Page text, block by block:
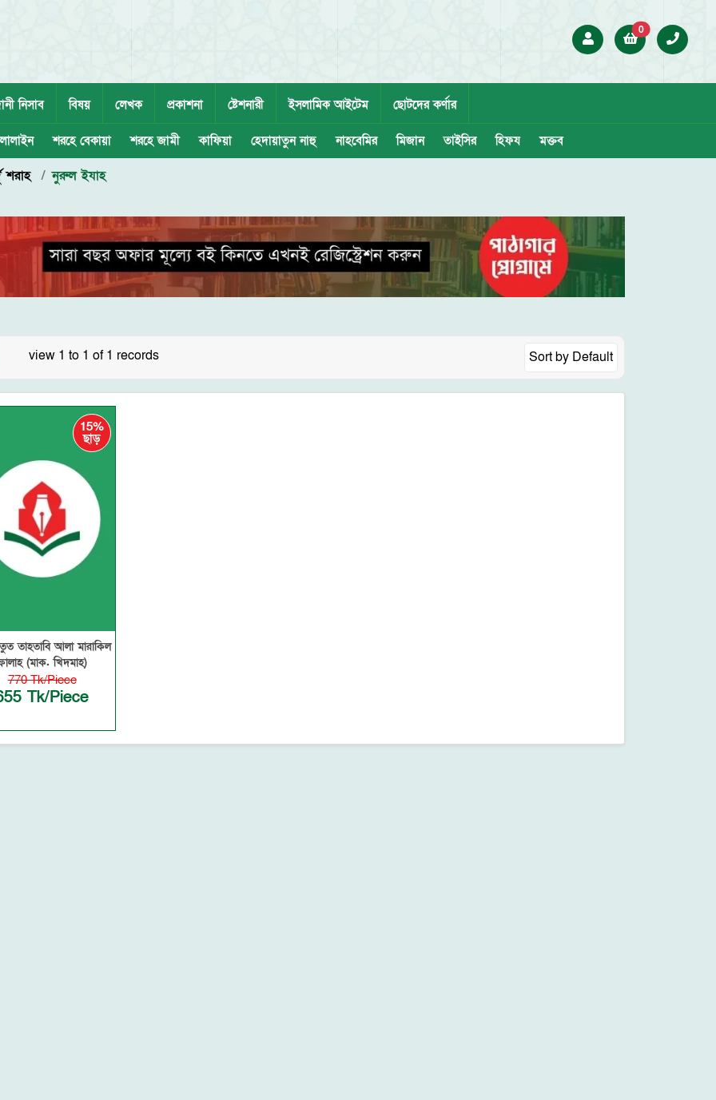
0
নিসাব বিষয় লেখক প্রকাশনা ষ্টেশনারী ইসলামিক আইটেম ছোটদের কর্ণার
শরহে বেকায়া শরহে জামী কাফিয়া হেদায়াতুন নাহু নাহবেমির মিজান তাইসির হিফয মক্তব
নুরুল ইযাহ
view 1 to 1 of 1 records Sort by Default
15%
ছাড়
তাহতাবি আলা মারাকিল
(মাক. খিদমাহ)
770 Tk/Piece
Tk/Piece